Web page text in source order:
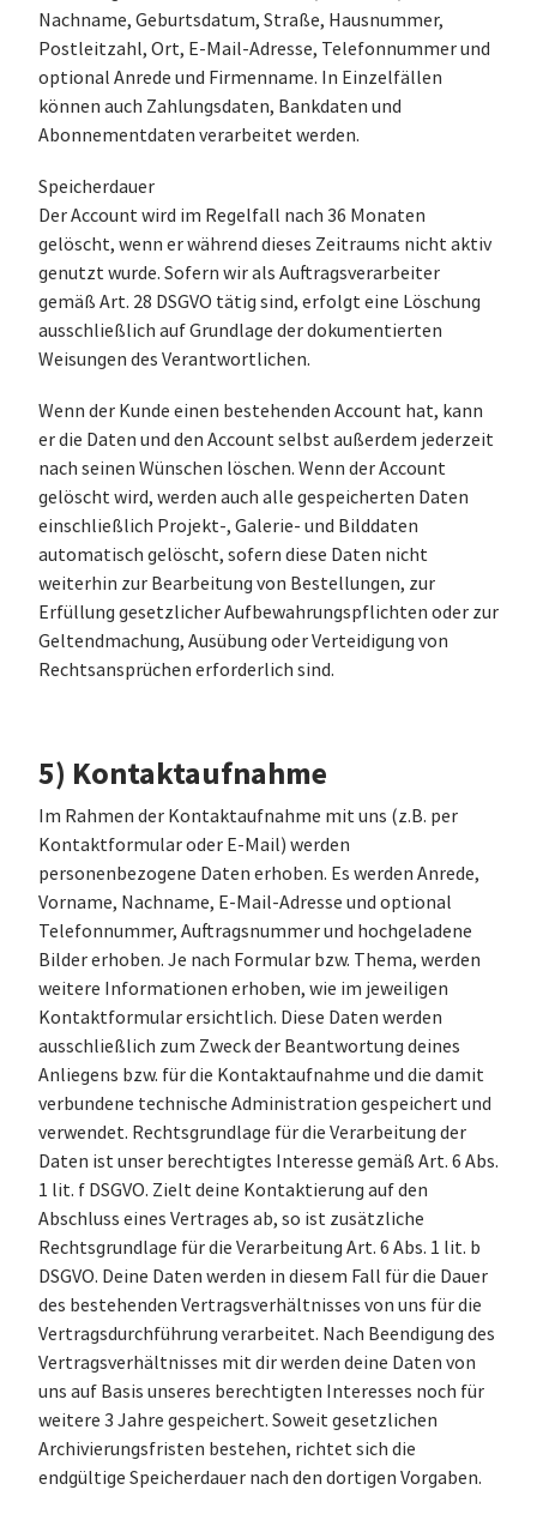
Nachname, Geburtsdatum, Straße, Hausnummer,
Postleitzahl, Ort, E-Mail-Adresse, Telefonnummer und
optional Anrede und Firmenname. In Einzelfällen
können auch Zahlungsdaten, Bankdaten und
Abonnementdaten verarbeitet werden.
Speicherdauer
Der Account wird im Regelfall nach 36 Monaten
gelöscht, wenn er während dieses Zeitraums nicht aktiv
genutzt wurde. Sofern wir als Auftragsverarbeiter
gemäß Art. 28 DSGVO tätig sind, erfolgt eine Löschung
ausschließlich auf Grundlage der dokumentierten
Weisungen des Verantwortlichen.
Wenn der Kunde einen bestehenden Account hat, kann
er die Daten und den Account selbst außerdem jederzeit
nach seinen Wünschen löschen. Wenn der Account
gelöscht wird, werden auch alle gespeicherten Daten
einschließlich Projekt-, Galerie- und Bilddaten
automatisch gelöscht, sofern diese Daten nicht
weiterhin zur Bearbeitung von Bestellungen, zur
Erfüllung gesetzlicher Aufbewahrungspflichten oder zur
Geltendmachung, Ausübung oder Verteidigung von
Rechtsansprüchen erforderlich sind.
5) Kontaktaufnahme
Im Rahmen der Kontaktaufnahme mit uns (z.B. per
Kontaktformular oder E-Mail) werden
personenbezogene Daten erhoben. Es werden Anrede,
Vorname, Nachname, E-Mail-Adresse und optional
Telefonnummer, Auftragsnummer und hochgeladene
Bilder erhoben. Je nach Formular bzw. Thema, werden
weitere Informationen erhoben, wie im jeweiligen
Kontaktformular ersichtlich. Diese Daten werden
ausschließlich zum Zweck der Beantwortung deines
Anliegens bzw. für die Kontaktaufnahme und die damit
verbundene technische Administration gespeichert und
verwendet. Rechtsgrundlage für die Verarbeitung der
Daten ist unser berechtigtes Interesse gemäß Art. 6 Abs.
1 lit. f DSGVO. Zielt deine Kontaktierung auf den
Abschluss eines Vertrages ab, so ist zusätzliche
Rechtsgrundlage für die Verarbeitung Art. 6 Abs. 1 lit. b
DSGVO. Deine Daten werden in diesem Fall für die Dauer
des bestehenden Vertragsverhältnisses von uns für die
Vertragsdurchführung verarbeitet. Nach Beendigung des
Vertragsverhältnisses mit dir werden deine Daten von
uns auf Basis unseres berechtigten Interesses noch für
weitere 3 Jahre gespeichert. Soweit gesetzlichen
Archivierungsfristen bestehen, richtet sich die
endgültige Speicherdauer nach den dortigen Vorgaben.